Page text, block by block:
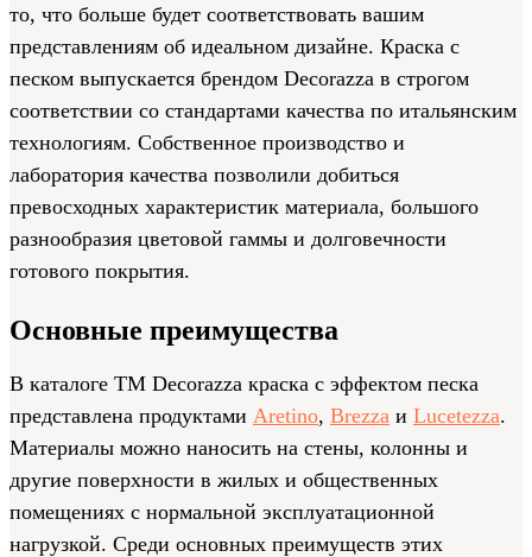
то, что больше будет соответствовать вашим
представлениям об идеальном дизайне. Краска с
песком выпускается брендом Decorazza в строгом
соответствии со стандартами качества по итальянским
технологиям. Собственное производство и
лаборатория качества позволили добиться
превосходных характеристик материала, большого
разнообразия цветовой гаммы и долговечности
готового покрытия.
Основные преимущества
В каталоге ТМ Decorazza краска с эффектом песка
представлена продуктами Aretino, Brezza и Lucetezza.
Материалы можно наносить на стены, колонны и
другие поверхности в жилых и общественных
помещениях с нормальной эксплуатационной
нагрузкой. Среди основных преимуществ этих